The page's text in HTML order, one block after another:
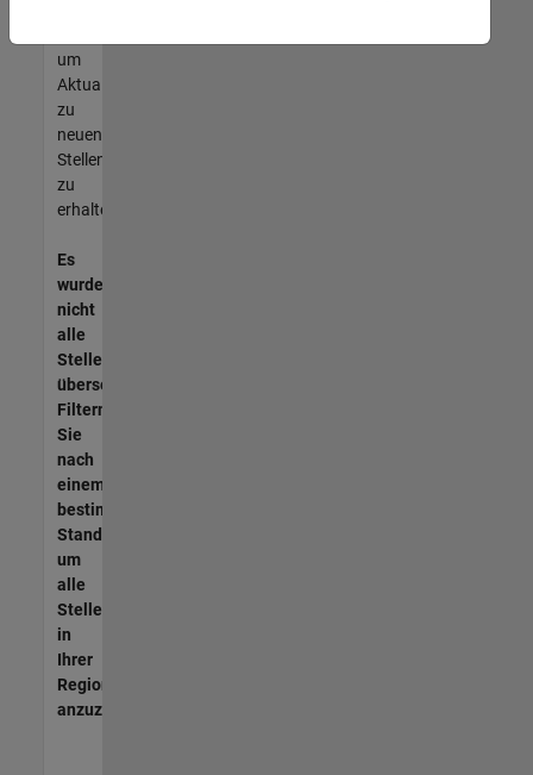
um
Aktualisierungen
zu
neuen
Stellenangeboten
zu
erhalten.
Es
wurden
nicht
alle
Stellen
übersetzt.
Filtern
Sie
nach
einem
bestimmten
Standort,
um
alle
Stellenangebote
in
Ihrer
Region
anzuzeigen.